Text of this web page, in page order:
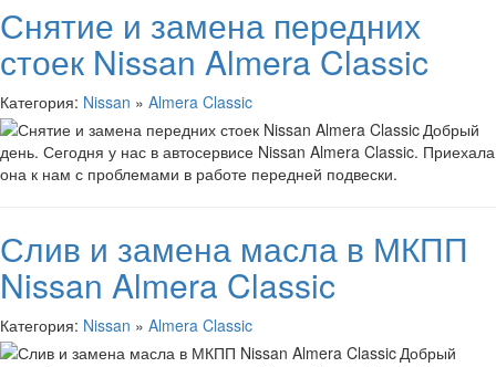
Снятие и замена передних
стоек Nissan Almera Classic
Категория: Nissan » Almera Classic
Добрый
день. Сегодня у нас в автосервисе Nissan Almera Classic. Приехала
она к нам с проблемами в работе передней подвески.
Слив и замена масла в МКПП
Nissan Almera Classic
Категория: Nissan » Almera Classic
Добрый